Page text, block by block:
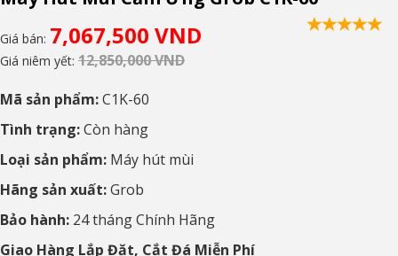
Giá bán: 7,067,500 VND
Giá niêm yết: 12,850,000 VND
Mã sản phẩm:C1K-60
Tình trạng:Còn hàng
Loại sản phẩm: Máy hút mùi
Hãng sản xuất:Grob
Bảo hành: 24 tháng Chính Hãng
Giao Hàng Lắp Đặt, Cắt Đá Miễn Phí